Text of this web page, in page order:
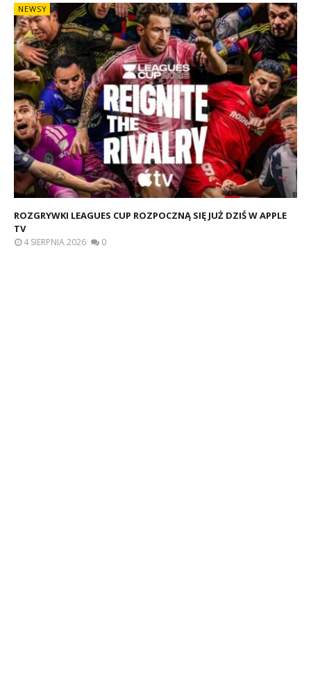
NEWSY
ROZGRYWKI LEAGUES CUP ROZPOCZNĄ SIĘ JUŻ DZIŚ W APPLE
TV
4 SIERPNIA 2026 0